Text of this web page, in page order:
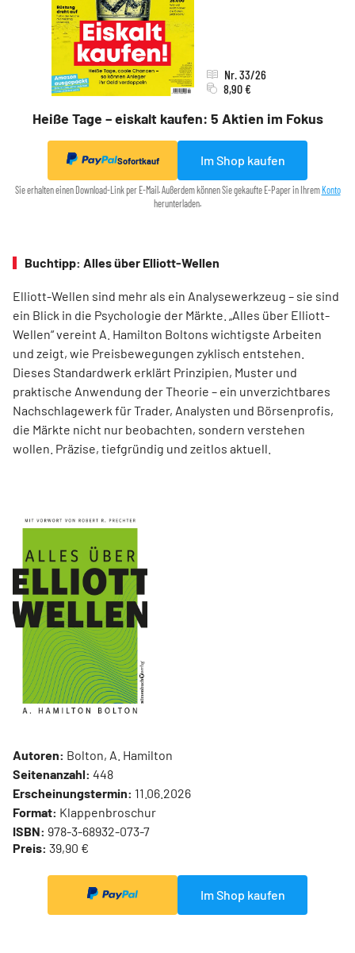
Heiße Tage – eiskalt kaufen: 5 Aktien im Fokus
Nr. 33/26
8,90 €
Sofortkauf Im Shop kaufen
Sie erhalten einen Download-Link per E-Mail. Außerdem können Sie gekaufte E-Paper in Ihrem Konto
herunterladen.
Buchtipp: Alles über Elliott-Wellen
Elliott-Wellen sind mehr als ein Analysewerkzeug – sie sind
ein Blick in die Psychologie der Märkte. „Alles über Elliott-
Wellen“ vereint A. Hamilton Boltons wichtigste Arbeiten
und zeigt, wie Preisbewegungen zyklisch entstehen.
Dieses Standardwerk erklärt Prinzipien, Muster und
praktische Anwendung der Theorie – ein unverzichtbares
Nachschlagewerk für Trader, Analysten und Börsenprofis,
die Märkte nicht nur beobachten, sondern verstehen
wollen. Präzise, tiefgründig und zeitlos aktuell.
Autoren: Bolton, A. Hamilton
Seitenanzahl: 448
Erscheinungstermin: 11.06.2026
Format: Klappenbroschur
ISBN: 978-3-68932-073-7
Preis: 39,90 €
Im Shop kaufen